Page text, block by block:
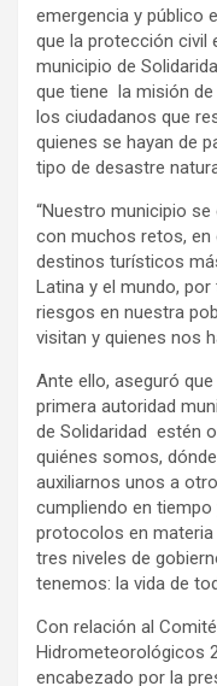
emergencia y público
que la protección civil
municipio de
que tiene la misión
los ciudadanos que
quienes se hayan de
tipo de desastre
“Nuestro municipio
con muchos retos, en
destinos turísticos
Latina y el mundo,
riesgos en nuestra
visitan y quienes nos
Ante ello, aseguró
primera autoridad
de Solidaridad estén
quiénes somos,
auxiliarnos unos a
cumpliendo en
protocolos en materia
tres niveles de
tenemos: la vida de
Con relación al
Hidrometeorológicos
encabezado por la